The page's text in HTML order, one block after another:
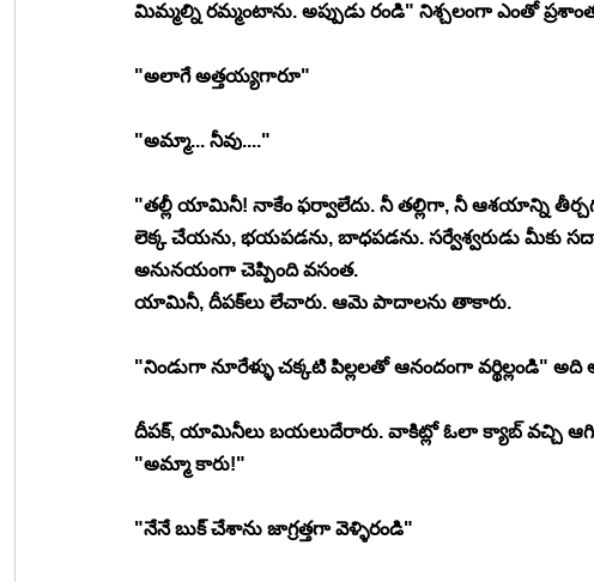
మిమ్మల్ని రమ్మంటాను. అప్పుడు రండి" నిశ్చలంగా ఎంతో
"అలాగే అత్తయ్యగారూ"
"అమ్మా... నీవు...."
"తల్లీ యామినీ! నాకేం ఫర్వాలేదు. నీ తల్లిగా, నీ ఆశయాన్ని
లెక్క చేయను, భయపడను, బాధపడను. సర్వేశ్వరుడు మీకు
అనునయంగా చెప్పింది వసంత.
యామినీ, దీపక్‍లు లేచారు. ఆమె పాదాలను తాకారు.
"నిండుగా నూరేళ్ళు చక్కటి పిల్లలతో ఆనందంగా వర్థిల్లండి"
దీపక్, యామినీలు బయలుదేరారు. వాకిట్లో ఓలా క్యాబ్ వచ్చి
"అమ్మా కారు!"
"నేనే బుక్ చేశాను జాగ్రత్తగా వెళ్ళిరండి"